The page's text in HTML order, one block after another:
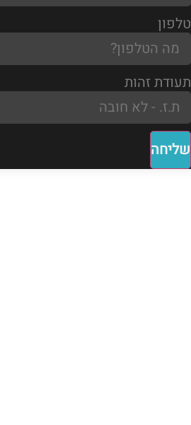
טלפון
תעודת זהות
שליחה